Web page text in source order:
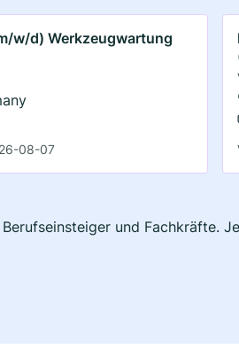
w/d) Werkzeugwartung
08-07
und Fachkräfte.